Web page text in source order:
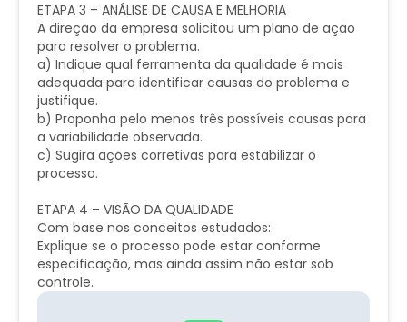
ETAPA 3 – ANÁLISE DE CAUSA E MELHORIA
A direção da empresa solicitou um plano de ação
para resolver o problema.
a) Indique qual ferramenta da qualidade é mais
adequada para identificar causas do problema e
justifique.
b) Proponha pelo menos três possíveis causas para
a variabilidade observada.
c) Sugira ações corretivas para estabilizar o
processo.
ETAPA 4 – VISÃO DA QUALIDADE
Com base nos conceitos estudados:
Explique se o processo pode estar conforme
especificação, mas ainda assim não estar sob
controle.